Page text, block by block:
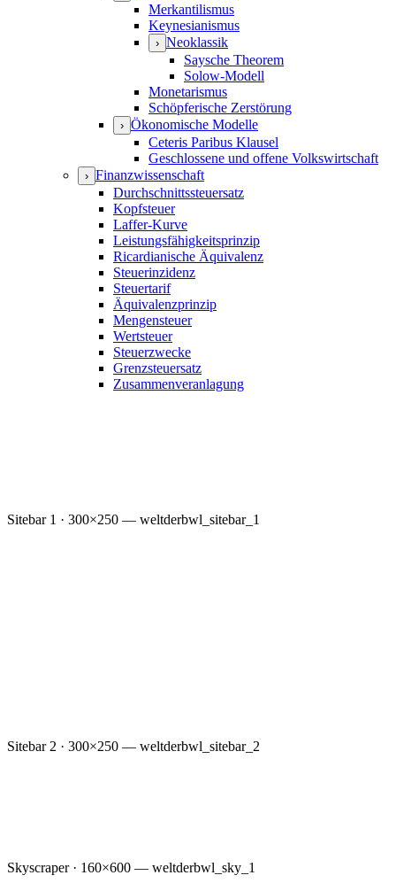
Merkantilismus
Keynesianismus
› Neoklassik
Saysche Theorem
Solow-Modell
Monetarismus
Schöpferische Zerstörung
› Ökonomische Modelle
Ceteris Paribus Klausel
Geschlossene und offene Volkswirtschaft
› Finanzwissenschaft
Durchschnittssteuersatz
Kopfsteuer
Laffer-Kurve
Leistungsfähigkeitsprinzip
Ricardianische Äquivalenz
Steuerinzidenz
Steuertarif
Äquivalenzprinzip
Mengensteuer
Wertsteuer
Steuerzwecke
Grenzsteuersatz
Zusammenveranlagung
Sitebar 1 · 300×250 — weltderbwl_sitebar_1
Sitebar 2 · 300×250 — weltderbwl_sitebar_2
Skyscraper · 160×600 — weltderbwl_sky_1